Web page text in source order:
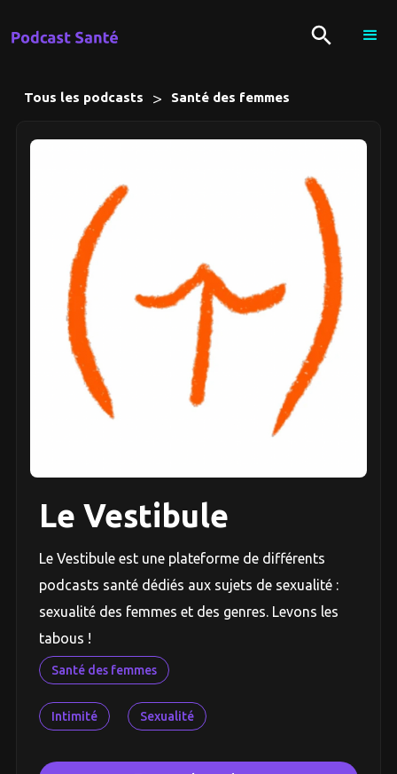
Tous les podcasts > Santé des femmes
Le Vestibule
Le Vestibule est une plateforme de différents
podcasts santé dédiés aux sujets de sexualité :
sexualité des femmes et des genres. Levons les
tabous !
Santé des femmes
Intimité Sexualité